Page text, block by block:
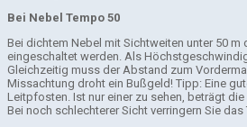
Bei Nebel Tempo 50
Bei dichtem Nebel mit Sichtweiten unter 50
eingeschaltet werden. Als
Gleichzeitig muss der Abstand zum
Missachtung droht ein Bußgeld! Tipp: Eine
Leitpfosten. Ist nur einer zu sehen, beträgt die
Bei noch schlechterer Sicht verringern Sie das